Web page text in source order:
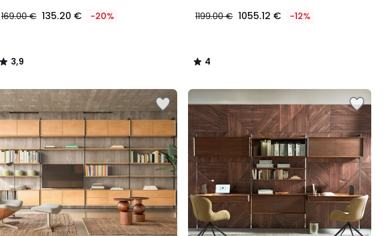
169.00 € 135.20 € -20%
3,9
/
1199.00 € 1055.12 € -12%
4
/